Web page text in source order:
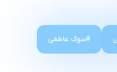
سوگ عاطفی